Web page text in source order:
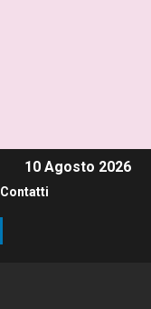
10 Agosto 2026
Contatti